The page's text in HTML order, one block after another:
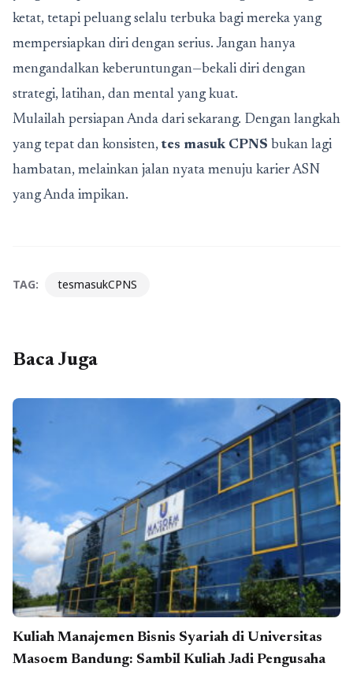
ketat, tetapi peluang selalu terbuka bagi mereka yang
mempersiapkan diri dengan serius. Jangan hanya
mengandalkan keberuntungan—bekali diri dengan
strategi, latihan, dan mental yang kuat.
Mulailah persiapan Anda dari sekarang. Dengan langkah
yang tepat dan konsisten, tes masuk CPNS bukan lagi
hambatan, melainkan jalan nyata menuju karier ASN
yang Anda impikan.
TAG: tesmasukCPNS
Baca Juga
Kuliah Manajemen Bisnis Syariah di Universitas
Masoem Bandung: Sambil Kuliah Jadi Pengusaha